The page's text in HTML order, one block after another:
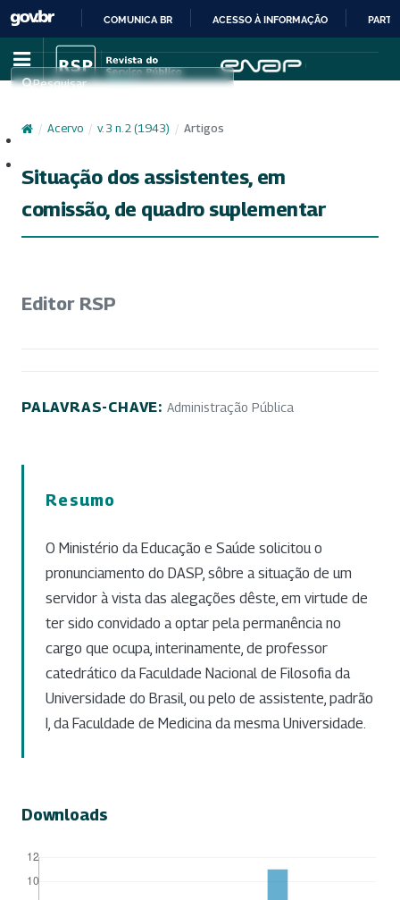
IR
PARA
CONTEÚDO
COMUNICA BR ACESSO À INFORMAÇÃO
Pesquisar
/ Acervo / v. 3 n. 2 (1943) / Artigos
Situação dos assistentes, em
comissão, de quadro suplementar
Editor RSP
PALAVRAS-CHAVE: Administração Pública
Resumo
O Ministério da Educação e Saúde solicitou o
pronunciamento do DASP, sôbre a situação de um
servidor à vista das alegações dêste, em virtude de
ter sido convidado a optar pela permanência no
cargo que ocupa, interinamente, de professor
catedrático da Faculdade Nacional de Filosofia da
Universidade do Brasil, ou pelo de assistente, padrão
I, da Faculdade de Medicina da mesma Universidade.
Downloads